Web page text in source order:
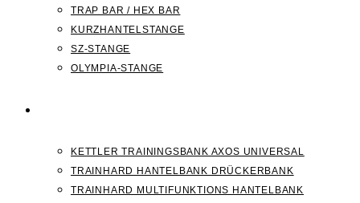
TRAP BAR / HEX BAR
KURZHANTELSTANGE
SZ-STANGE
OLYMPIA-STANGE
KETTLER TRAININGSBANK AXOS UNIVERSAL
TRAINHARD HANTELBANK DRÜCKERBANK
TRAINHARD MULTIFUNKTIONS HANTELBANK